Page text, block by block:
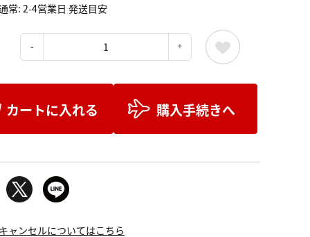
常: 2-4営業日 発送目安
カートに入れる 購入手続きへ
ャンセルについてはこちら